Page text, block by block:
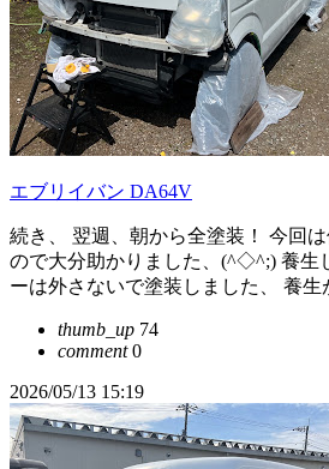
エブリイバン DA64V
続き、 翌週、朝から全塗装！ 今回
ので大分助かりました、(^◇^;) 養生
ーは外さないで塗装しました、 養生
thumb_up 74
comment0
2026/05/13 15:19